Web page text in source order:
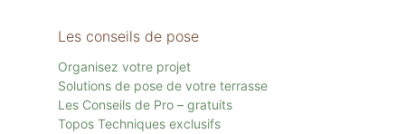
Les conseils de pose
Organisez votre projet
Solutions de pose de votre terrasse
Les Conseils de Pro – gratuits
Topos Techniques exclusifs